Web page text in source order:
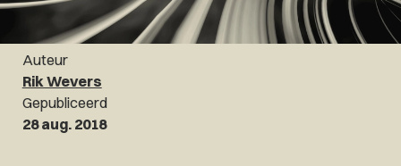
Auteur
Rik Wevers
Gepubliceerd
28 aug. 2018